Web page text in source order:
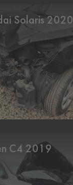
Solaris 2020
C4 2019